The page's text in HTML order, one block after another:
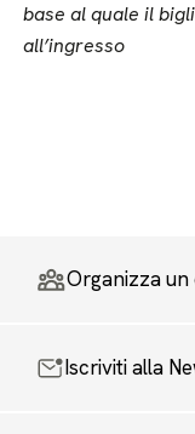
base al quale il
all’ingresso
Organizza un
Iscriviti alla